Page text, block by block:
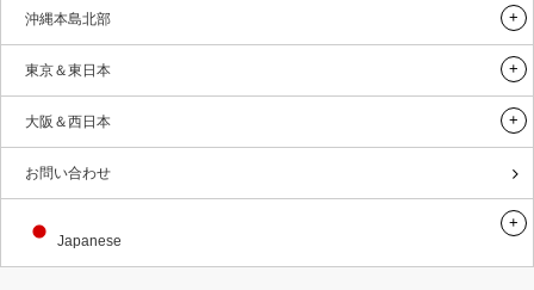
沖縄本島北部
東京＆東日本
大阪＆西日本
お問い合わせ
Japanese